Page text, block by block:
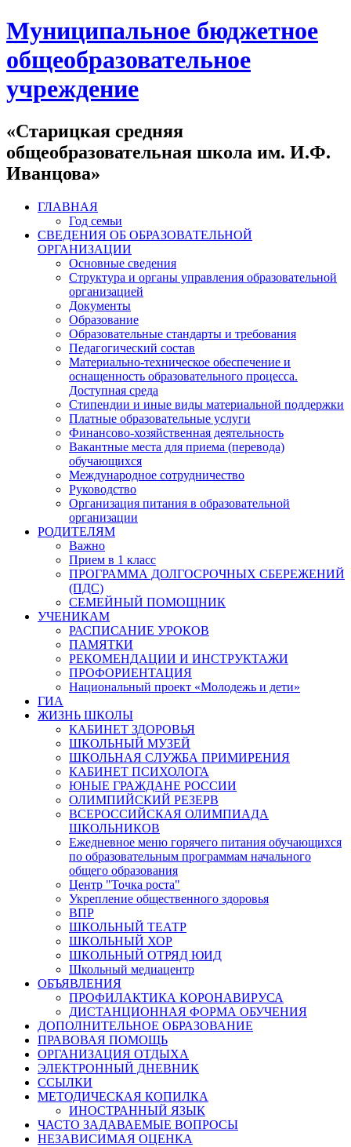
Муниципальное бюджетное
общеобразовательное
учреждение
«Старицкая средняя
общеобразовательная школа им. И.Ф.
Иванцова»
ГЛАВНАЯ
Год семьи
СВЕДЕНИЯ ОБ ОБРАЗОВАТЕЛЬНОЙ
ОРГАНИЗАЦИИ
Основные сведения
Структура и органы управления образовательной
организацией
Документы
Образование
Образовательные стандарты и требования
Педагогический состав
Материально-техническое обеспечение и
оснащенность образовательного процесса.
Доступная среда
Стипендии и иные виды материальной поддержки
Платные образовательные услуги
Финансово-хозяйственная деятельность
Вакантные места для приема (перевода)
обучающихся
Международное сотрудничество
Руководство
Организация питания в образовательной
организации
РОДИТЕЛЯМ
Важно
Прием в 1 класс
ПРОГРАММА ДОЛГОСРОЧНЫХ СБЕРЕЖЕНИЙ
(ПДС)
СЕМЕЙНЫЙ ПОМОЩНИК
УЧЕНИКАМ
РАСПИСАНИЕ УРОКОВ
ПАМЯТКИ
РЕКОМЕНДАЦИИ И ИНСТРУКТАЖИ
ПРОФОРИЕНТАЦИЯ
Национальный проект «Молодежь и дети»
ГИА
ЖИЗНЬ ШКОЛЫ
КАБИНЕТ ЗДОРОВЬЯ
ШКОЛЬНЫЙ МУЗЕЙ
ШКОЛЬНАЯ СЛУЖБА ПРИМИРЕНИЯ
КАБИНЕТ ПСИХОЛОГА
ЮНЫЕ ГРАЖДАНЕ РОССИИ
ОЛИМПИЙСКИЙ РЕЗЕРВ
ВСЕРОССИЙСКАЯ ОЛИМПИАДА
ШКОЛЬНИКОВ
Ежедневное меню горячего питания обучающихся
по образовательным программам начального
общего образования
Центр "Точка роста"
Укрепление общественного здоровья
ВПР
ШКОЛЬНЫЙ ТЕАТР
ШКОЛЬНЫЙ ХОР
ШКОЛЬНЫЙ ОТРЯД ЮИД
Школьный медиацентр
ОБЪЯВЛЕНИЯ
ПРОФИЛАКТИКА КОРОНАВИРУСА
ДИСТАНЦИОННАЯ ФОРМА ОБУЧЕНИЯ
ДОПОЛНИТЕЛЬНОЕ ОБРАЗОВАНИЕ
ПРАВОВАЯ ПОМОЩЬ
ОРГАНИЗАЦИЯ ОТДЫХА
ЭЛЕКТРОННЫЙ ДНЕВНИК
ССЫЛКИ
МЕТОДИЧЕСКАЯ КОПИЛКА
ИНОСТРАННЫЙ ЯЗЫК
ЧАСТО ЗАДАВАЕМЫЕ ВОПРОСЫ
НЕЗАВИСИМАЯ ОЦЕНКА